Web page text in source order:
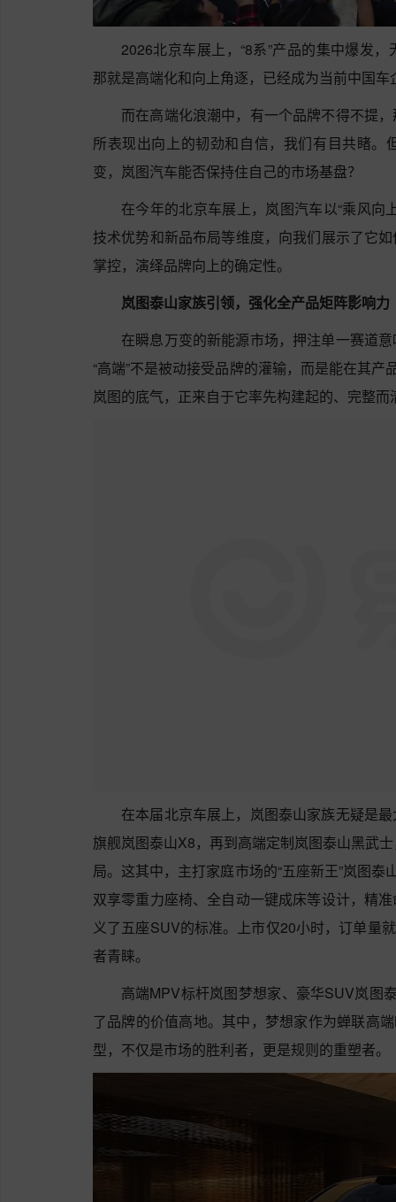
2026北京车展上，“8系”产品的集中爆发
那就是高端化和向上角逐，已经成为当前中国
而在高端化浪潮中，有一个品牌不得不提
所表现出向上的韧劲和自信，我们有目共睹
变，岚图汽车能否保持住自己的市场基盘？
在今年的北京车展上，岚图汽车以“乘风向
技术优势和新品布局等维度，向我们展示了它
掌控，演绎品牌向上的确定性。
岚图泰山家族引领，强化全产品矩阵影响力
在瞬息万变的新能源市场，押注单一赛道
“高端”不是被动接受品牌的灌输，而是能在其产
岚图的底气，正来自于它率先构建起的、完整
在本届北京车展上，岚图泰山家族无疑是
旗舰岚图泰山X8，再到高端定制岚图泰山黑武
局。这其中，主打家庭市场的“五座新王”岚图
双享零重力座椅、全自动一键成床等设计，精
义了五座SUV的标准。上市仅20小时，订单量
者青睐。
高端MPV标杆‌岚图梦想家‌、豪华SUV‌岚图
了品牌的价值高地。其中，梦想家作为蝉联高
型，不仅是市场的胜利者，更是规则的重塑者。